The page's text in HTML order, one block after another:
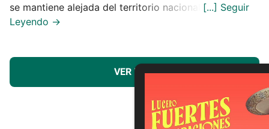
se mantiene alejada del territorio nacional.
VER MÁS